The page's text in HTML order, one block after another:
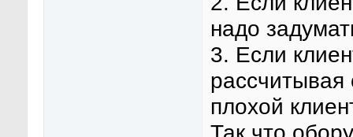
надо
3. Если
рассчитывая
плохой